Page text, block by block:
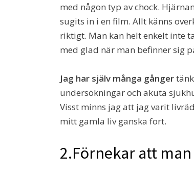
med någon typ av chock.
sugits in i en film. Allt känns
riktigt. Man kan helt enkelt inte
med glad när man befinner sig
Jag har själv många gånger
undersökningar och akuta
Visst minns jag att jag varit
mitt gamla liv ganska fort.
2.Förnekar att